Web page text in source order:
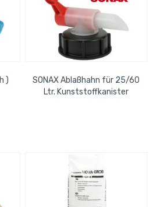
)
SONAX Ablaßhahn für 25/60
Ltr. Kunststoffkanister